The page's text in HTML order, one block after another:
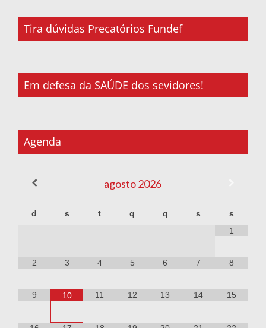
Tira dúvidas Precatórios Fundef
Em defesa da SAÚDE dos sevidores!
Agenda
agosto2026
d s t q q s
s
1
2 3 4 5 6 7 8
9 10 11 12 13 14 15